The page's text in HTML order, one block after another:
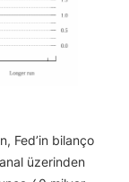
Fed’in bilanço
üzerinden